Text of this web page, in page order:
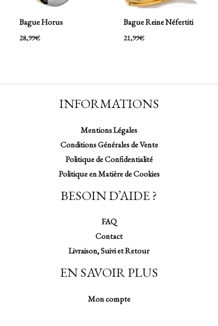
Bague Horus
28,99€
Bague Reine Néfertiti
21,99€
INFORMATIONS
Mentions Légales
Conditions Générales de Vente
Politique de Confidentialité
Politique en Matière de Cookies
BESOIN D’AIDE ?
FAQ
Contact
Livraison, Suivi et Retour
EN SAVOIR PLUS
Mon compte